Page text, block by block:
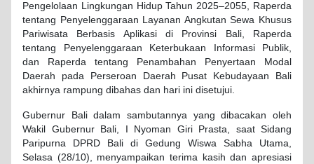
Pengelolaan Lingkungan Hidup Tahun 2025–2055, Raperda
tentang Penyelenggaraan Layanan Angkutan Sewa Khusus
Pariwisata Berbasis Aplikasi di Provinsi Bali, Raperda
tentang Penyelenggaraan Keterbukaan Informasi Publik,
dan Raperda tentang Penambahan Penyertaan Modal
Daerah pada Perseroan Daerah Pusat Kebudayaan Bali
akhirnya rampung dibahas dan hari ini disetujui.
Gubernur Bali dalam sambutannya yang dibacakan oleh
Wakil Gubernur Bali, I Nyoman Giri Prasta, saat Sidang
Paripurna DPRD Bali di Gedung Wiswa Sabha Utama,
Selasa (28/10), menyampaikan terima kasih dan apresiasi